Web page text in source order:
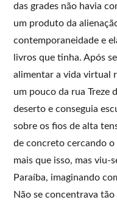
das grades não havia
um produto da
contemporaneidade e
livros que tinha. Após
alimentar a vida virtual
um pouco da rua Treze
deserto e conseguia
sobre os fios de alta
de concreto cercando o
mais que isso, mas viu-
Paraíba, imaginando
Não se concentrava